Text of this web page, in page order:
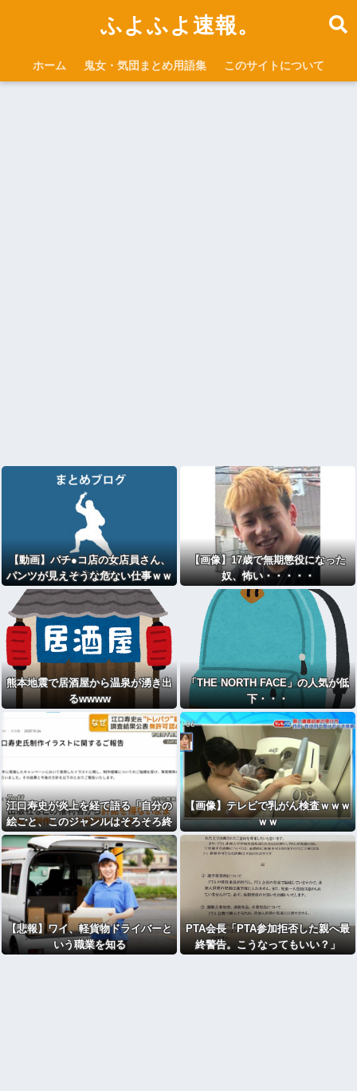
ふよふよ速報。
ホーム 鬼女・気団まとめ用語集 このサイトについて
【動画】パチ●コ店の女店員さん、
パンツが見えそうな危ない仕事ｗｗ
ｗｗ
【画像】17歳で無期懲役になった
奴、怖い・・・・・
熊本地震で居酒屋から温泉が湧き出
るwwww
「THE NORTH FACE」の人気が低
下・・・
江口寿史が炎上を経て語る「自分の
絵ごと、このジャンルはそろそろ終
わりかな」
【画像】テレビで乳がん検査ｗｗｗ
ｗｗ
【悲報】ワイ、軽貨物ドライバーと
いう職業を知る
PTA会長「PTA参加拒否した親へ最
終警告。こうなってもいい？」